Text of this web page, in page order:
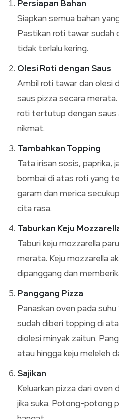
Persiapan Bahan
Siapkan semua bahan
Pastikan roti tawar sudah
tidak terlalu kering.
Olesi Roti dengan Saus
Ambil roti tawar dan olesi
saus pizza secara
roti tertutup dengan saus
nikmat.
Tambahkan Topping
Tata irisan sosis, paprika,
bombai di atas roti yang
garam dan merica
cita rasa.
Taburkan Keju
Taburi keju mozzarella
merata. Keju mozzarella
dipanggang dan
Panggang Pizza
Panaskan oven pada
sudah diberi topping di
diolesi minyak zaitun.
atau hingga keju meleleh
Sajikan
Keluarkan pizza dari oven
jika suka. Potong-potong